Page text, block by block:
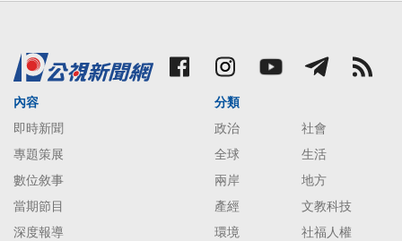
內容
即時新聞
專題策展
數位敘事
當期節目
深度報導
分類
政治
社會
全球
生活
兩岸
地方
產經
文教科技
環境
社福人權